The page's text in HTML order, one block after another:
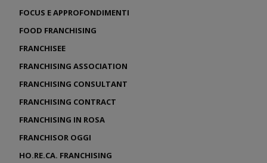
FOCUS E APPROFONDIMENTI
FOOD FRANCHISING
FRANCHISEE
FRANCHISING ASSOCIATION
FRANCHISING CONSULTANT
FRANCHISING CONTRACT
FRANCHISING IN ROSA
FRANCHISOR OGGI
HO.RE.CA. FRANCHISING